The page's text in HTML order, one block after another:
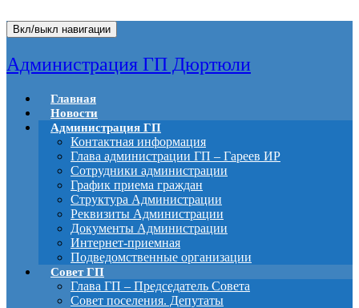
Вкл/выкл навигации
Администрация ГП Дюртюли
Главная
Новости
Администрация ГП
Контактная информация
Глава администрации ГП – Гареев ИР
Сотрудники администрации
График приема граждан
Структура Администрации
Реквизиты Администрации
Документы Администрации
Интернет-приемная
Подведомственные организации
Совет ГП
Глава ГП – Председатель Совета
Совет поселения. Депутаты